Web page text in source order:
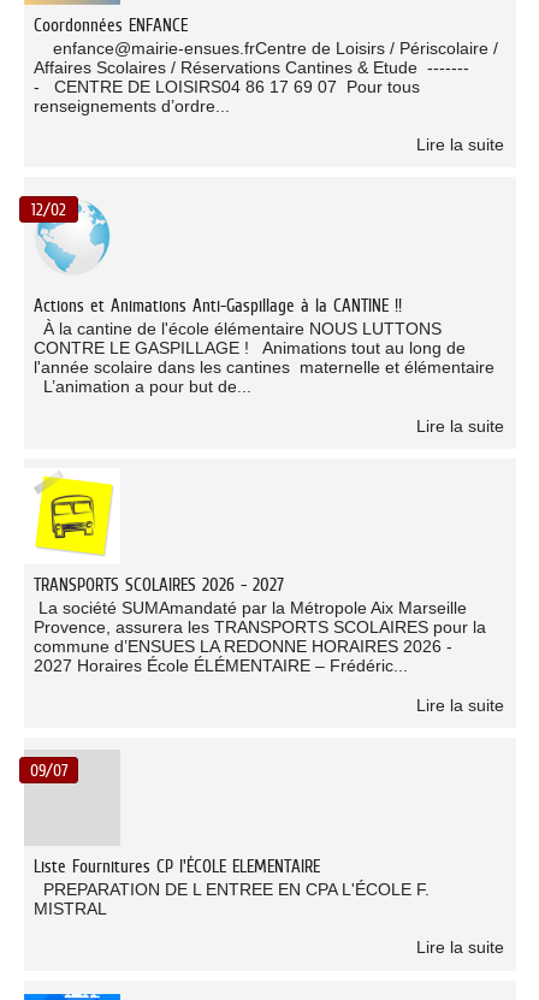
Coordonnées ENFANCE
enfance@mairie-ensues.frCentre de Loisirs / Périscolaire /
Affaires Scolaires / Réservations Cantines & Etude -------
- CENTRE DE LOISIRS04 86 17 69 07 Pour tous
renseignements d’ordre...
Lire la suite
12/02
Actions et Animations Anti-Gaspillage à la CANTINE !!
À la cantine de l'école élémentaire NOUS LUTTONS
CONTRE LE GASPILLAGE ! Animations tout au long de
l'année scolaire dans les cantines maternelle et élémentaire
L’animation a pour but de...
Lire la suite
TRANSPORTS SCOLAIRES 2026 - 2027
La société SUMAmandaté par la Métropole Aix Marseille
Provence, assurera les TRANSPORTS SCOLAIRES pour la
commune d’ENSUES LA REDONNE HORAIRES 2026 -
2027 Horaires École ÉLÉMENTAIRE – Frédéric...
Lire la suite
09/07
Liste Fournitures CP l'ÉCOLE ELEMENTAIRE
PREPARATION DE L ENTREE EN CPA L'ÉCOLE F.
MISTRAL
Lire la suite